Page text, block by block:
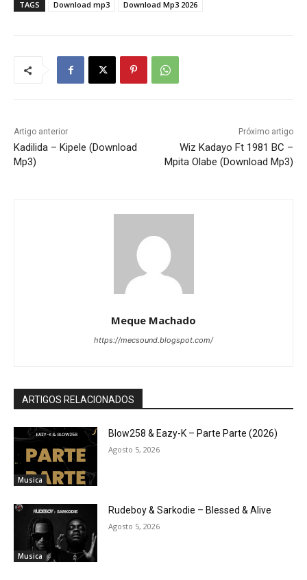
TAGS Download mp3 Download Mp3 2026
Artigo anterior
Kadilida – Kipele (Download
Mp3)
Próximo artigo
Wiz Kadayo Ft 1981 BC –
Mpita Olabe (Download Mp3)
Meque Machado
https://mecsound.blogspot.com/
ARTIGOS RELACIONADOS
Musica
Blow258 & Eazy-K – Parte Parte (2026)
Agosto 5, 2026
Musica
Rudeboy & Sarkodie – Blessed & Alive
Agosto 5, 2026